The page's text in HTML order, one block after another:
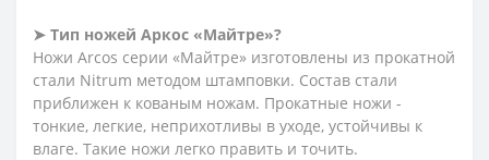
➤ Тип ножей Аркос «Майтре»?
Ножи Arcos серии «Майтре» изготовлены из прокатной
стали Nitrum методом штамповки. Состав стали
приближен к кованым ножам. Прокатные ножи -
тонкие, легкие, неприхотливы в уходе, устойчивы к
влаге. Такие ножи легко править и точить.